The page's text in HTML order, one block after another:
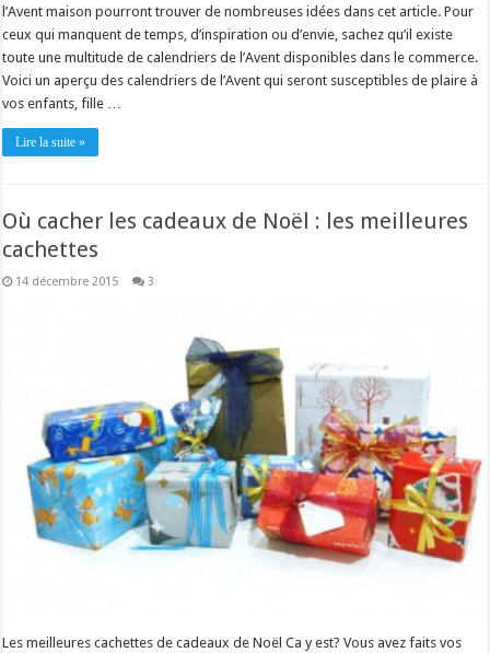
l’Avent maison pourront trouver de nombreuses idées dans cet article. Pour
ceux qui manquent de temps, d’inspiration ou d’envie, sachez qu’il existe
toute une multitude de calendriers de l’Avent disponibles dans le commerce.
Voici un aperçu des calendriers de l’Avent qui seront susceptibles de plaire à
vos enfants, fille …
Lire la suite »
Où cacher les cadeaux de Noël : les meilleures
cachettes
14 décembre 2015 3
Les meilleures cachettes de cadeaux de Noël Ca y est? Vous avez faits vos